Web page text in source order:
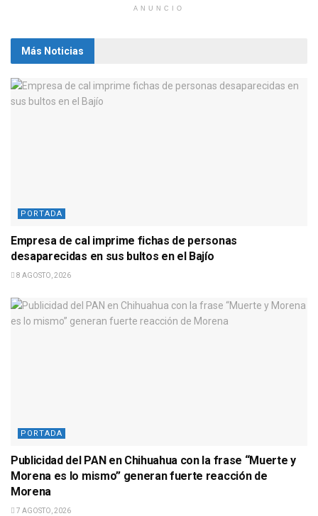
ANUNCIO
Más Noticias
PORTADA
Empresa de cal imprime fichas de personas
desaparecidas en sus bultos en el Bajío
8 AGOSTO, 2026
PORTADA
Publicidad del PAN en Chihuahua con la frase “Muerte y
Morena es lo mismo” generan fuerte reacción de
Morena
7 AGOSTO, 2026